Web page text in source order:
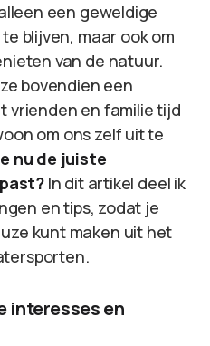
een geweldige
blijven, maar ook om
van de natuur.
bovendien een
vrienden en familie tijd
om ons zelf uit te
nu de juiste
In dit artikel deel ik
en tips, zodat je
kunt maken uit het
interesses en